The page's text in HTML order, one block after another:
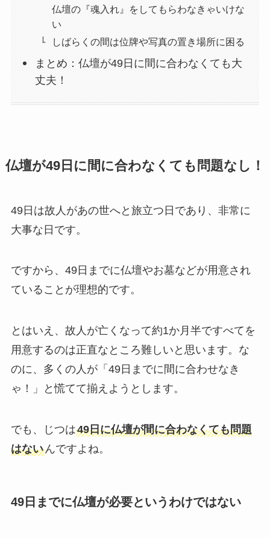
仏壇の『魂入れ』をしてもらわなきゃいけな
い
しばらくの間は位牌や写真の置き場所に困る
まとめ：仏壇が49日に間に合わなくても大
丈夫！
仏壇が49日に間に合わなくても問題なし！
49日は故人があの世へと旅立つ日であり、非常に
大事な日です。
ですから、49日までに仏壇やお墓などが用意され
ていることが理想的です。
とはいえ、故人が亡くなって約1か月半ですべてを
用意するのは正直なところ難しいと思います。な
のに、多くの人が「49日までに間に合わせなき
ゃ！」と慌てて揃えようとします。
でも、じつは49日に仏壇が間に合わなくても問題
はないんですよね。
49日までに仏壇が必要というわけではない